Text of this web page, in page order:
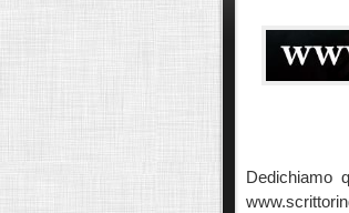
Dedichiamo